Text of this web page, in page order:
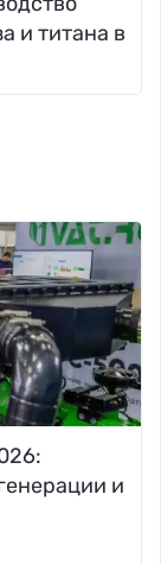
и титана в
и